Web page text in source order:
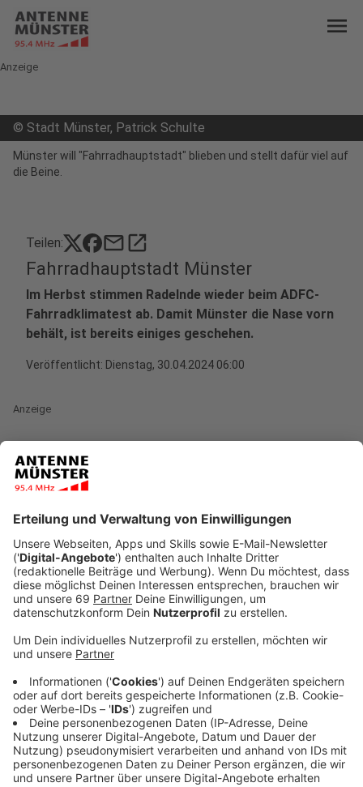
menu
Anzeige
© Stadt Münster, Patrick Schulte
Münster will "Fahrradhauptstadt" blieben und stellt dafür viel auf
die Beine.
Teilen: mailopen_in_new
Fahrradhauptstadt Münster
Im Herbst stimmen Radelnde wieder beim ADFC-
Fahrradklimatest ab. Damit Münster die Nase vorn
behält, ist bereits einiges geschehen.
Veröffentlicht: Dienstag, 30.04.2024 06:00
Anzeige
Die Fahrradhauptstadt Münster will ihren Titel als
fahrradfreundlichste Stadt natürlich verteidigen.
letzten ADFC-Fahrradklimatest geholt.Münsters
Liste der großen Fahrradprojekte ist umfangreich. Da
wäre die adaptive Beleuchtung an der
Kanalpromenade, die vielen großen Velorouten in die
Nachbarkreise, die Fahrradstraßen im
Stadtgebiet oder auch der Grünlichtanzeiger
"Leezenflow" und die Zählstellen an den Radwegen.
Anzeige
©Stadt Münster, Amt für Kommunikation
Der "Leezenflow"-Anzeiger an der Promenade,
Richtung Hörster Straße.